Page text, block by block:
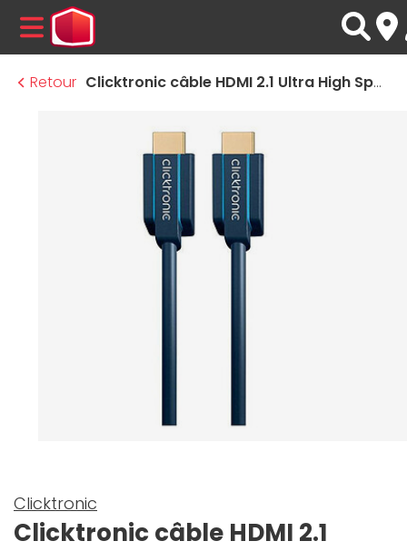
MENU
Retour
Clicktronic câble HDMI 2.1 Ultra High Speed - 1,5 m
Clicktronic
Clicktronic câble HDMI 2.1